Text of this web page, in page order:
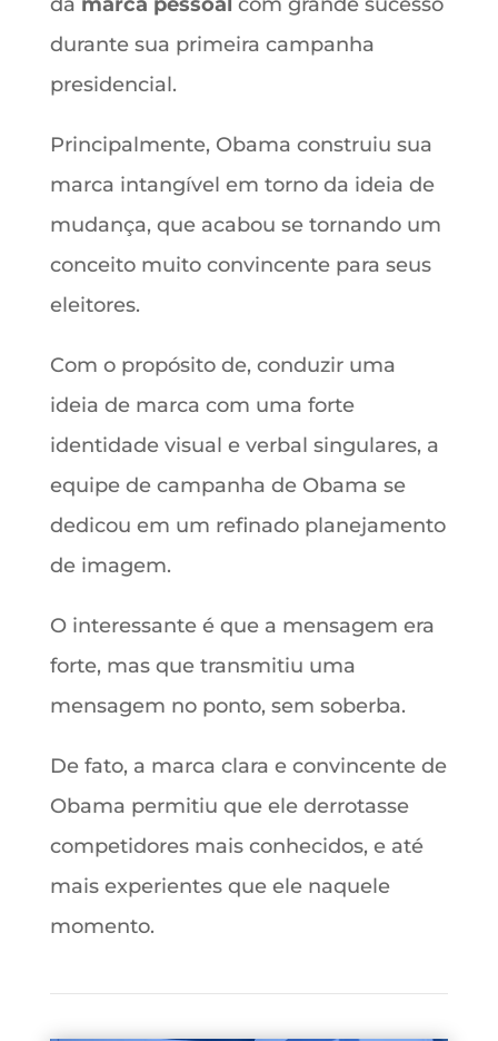
durante sua primeira campanha
presidencial.
Principalmente, Obama construiu sua
marca intangível em torno da ideia de
mudança, que acabou se tornando um
conceito muito convincente para seus
eleitores.
Com o propósito de, conduzir uma
ideia de marca com uma forte
identidade visual e verbal singulares, a
equipe de campanha de Obama se
dedicou em um refinado planejamento
de imagem.
O interessante é que a mensagem era
forte, mas que transmitiu uma
mensagem no ponto, sem soberba.
De fato, a marca clara e convincente de
Obama permitiu que ele derrotasse
competidores mais conhecidos, e até
mais experientes que ele naquele
momento.